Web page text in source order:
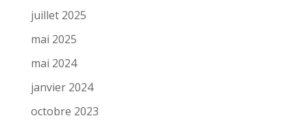
juillet 2025
mai 2025
mai 2024
janvier 2024
octobre 2023